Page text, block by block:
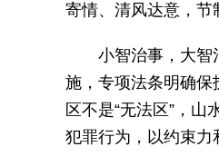
寄情、清风达意，节
小智治事，大智
施，专项法条明确保
区不是“无法区”，
犯罪行为，以约束力